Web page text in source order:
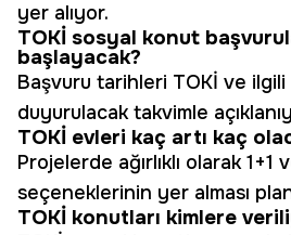
yer alıyor.
TOKİ sosyal konut
başlayacak?
Başvuru tarihleri TOKİ ve ilgili
duyurulacak takvimle
TOKİ evleri kaç artı kaç
Projelerde ağırlıklı olarak 1+1
seçeneklerinin yer alması
TOKİ konutları kimlere